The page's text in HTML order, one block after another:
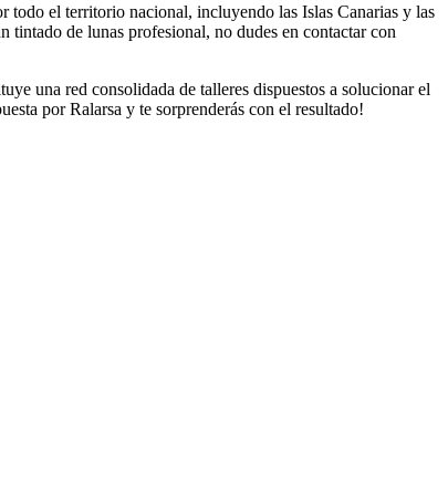
todo el territorio nacional, incluyendo las Islas Canarias y las
tintado de lunas profesional, no dudes en contactar con
una red consolidada de talleres dispuestos a solucionar el
por Ralarsa y te sorprenderás con el resultado!